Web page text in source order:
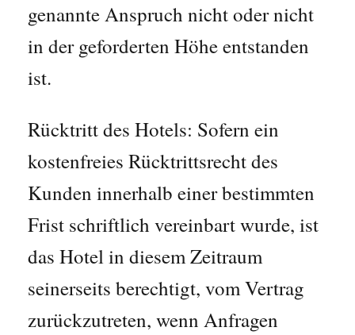
genannte Anspruch nicht oder nicht
in der geforderten Höhe entstanden
ist.
Rücktritt des Hotels: Sofern ein
kostenfreies Rücktrittsrecht des
Kunden innerhalb einer bestimmten
Frist schriftlich vereinbart wurde, ist
das Hotel in diesem Zeitraum
seinerseits berechtigt, vom Vertrag
zurückzutreten, wenn Anfragen